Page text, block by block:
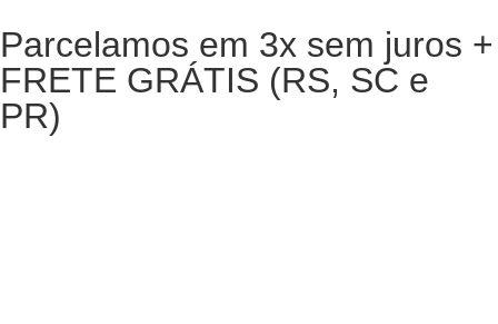
Parcelamos em 3x sem juros +
FRETE GRÁTIS (RS, SC e
PR)